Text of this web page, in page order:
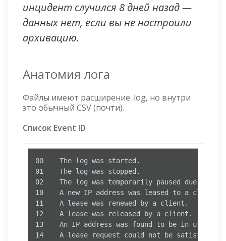
инцидент случился 8 дней назад —
данных нет, если вы не настроили
архивацию.
Анатомия лога
Файлы имеют расширение .log, но внутри
это обычный CSV (почти).
Список Event ID
00    The log was started.
01    The log was stopped.
02    The log was temporarily paused due to
10    A new IP address was leased to a client.
11    A lease was renewed by a client.
12    A lease was released by a client.
13    An IP address was found to be in use on
14    A lease request could not be satisfied